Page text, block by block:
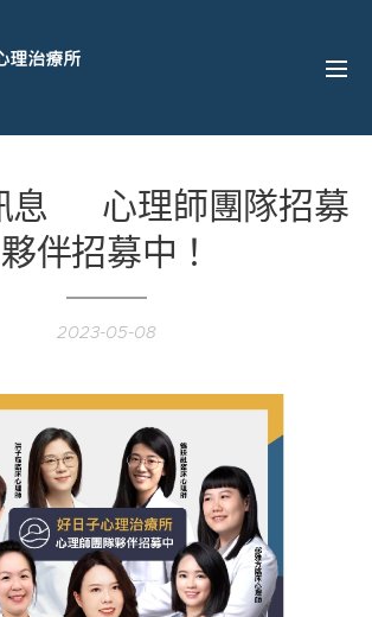
理治療所
息☀️ 心理師團隊招募
夥伴招募中！
2023-05-08